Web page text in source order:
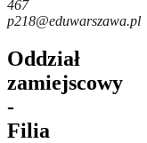
467
p218@eduwarszawa.pl
Oddział
zamiejscowy
-
Filia